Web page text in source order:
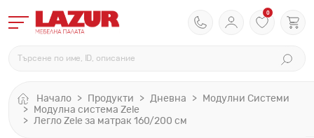
0
Начало Продукти Дневна
Модулни Системи
Модулна система Zele
Легло Zele за матрак 160/200 см